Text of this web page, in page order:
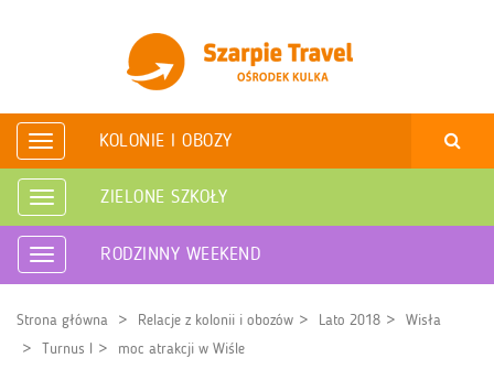
Rozwiń
nawigację
KOLONIE I OBOZY
Rozwiń
nawigację
ZIELONE SZKOŁY
Rozwiń
nawigację
RODZINNY WEEKEND
Strona główna Relacje z kolonii i obozów Lato 2018
Wisła
Turnus I
moc atrakcji w Wiśle